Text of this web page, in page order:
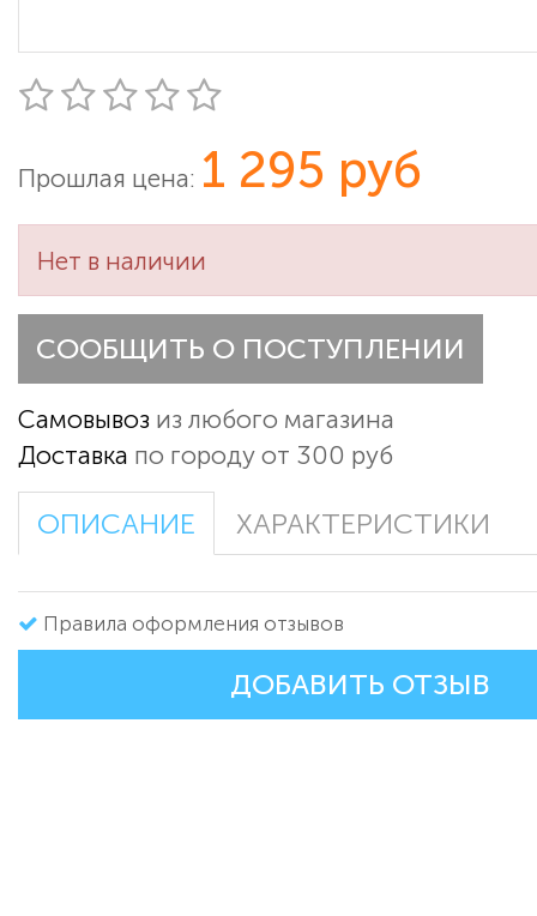
Прошлая цена: 1 295 руб
Нет в наличии
СООБЩИТЬ О ПОСТУПЛЕНИИ
Самовывоз из любого магазина
Доставка по городу от 300 руб
ОПИСАНИЕ ХАРАКТЕРИСТИКИ
Правила оформления отзывов
ДОБАВИТЬ ОТЗЫВ